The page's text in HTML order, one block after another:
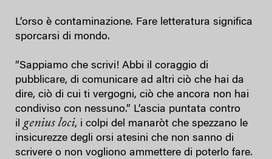
L’orso è contaminazione. Fare letteratura significa
sporcarsi di mondo.
“Sappiamo che scrivi! Abbi il coraggio di
pubblicare, di comunicare ad altri ciò che hai da
dire, ciò di cui ti vergogni, ciò che ancora non hai
condiviso con nessuno.” L’ascia puntata contro
il genius loci, i colpi del manaròt che spezzano le
insicurezze degli orsi atesini che non sanno di
scrivere o non vogliono ammettere di poterlo fare.